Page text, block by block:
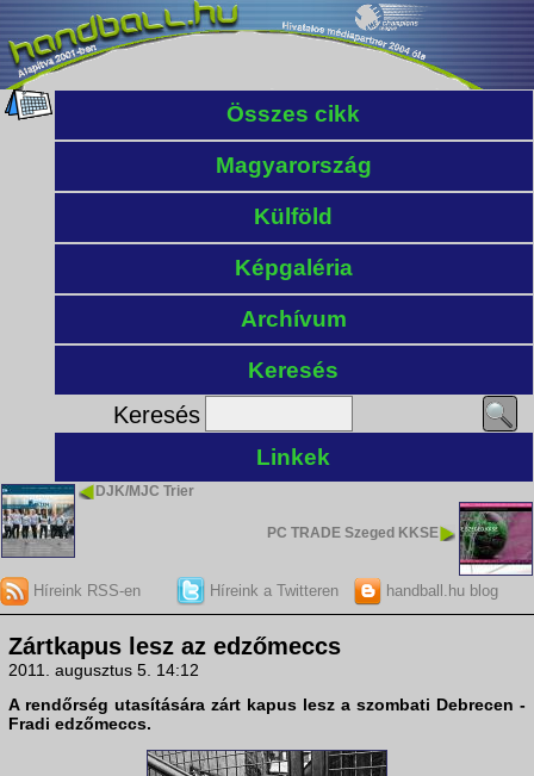
Összes cikk
Magyarország
Külföld
Képgaléria
Archívum
Keresés
Keresés
Linkek
DJK/MJC Trier
PC TRADE Szeged KKSE
Híreink RSS-en Híreink a Twitteren handball.hu blog
Zártkapus lesz az edzőmeccs
2011. augusztus 5. 14:12
A rendőrség utasítására zárt kapus lesz a szombati Debrecen -
Fradi edzőmeccs.